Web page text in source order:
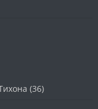
(36)